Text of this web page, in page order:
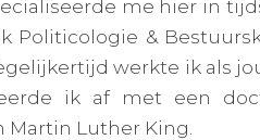
me hier in
Politicologie &
werkte ik als
ik af met een
Luther King.